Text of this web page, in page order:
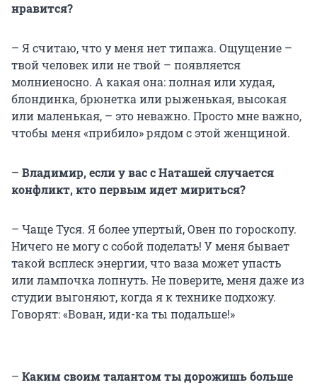
нравится?
– Я считаю, что у меня нет типажа. Ощущение –
твой человек или не твой – появляется
молниеносно. А какая она: полная или худая,
блондинка, брюнетка или рыженькая, высокая
или маленькая, – это неважно. Просто мне важно,
чтобы меня «прибило» рядом с этой женщиной.
– Владимир, если у вас с Наташей случается
конфликт, кто первым идет мириться?
– Чаще Туся. Я более упертый, Овен по гороскопу.
Ничего не могу с собой поделать! У меня бывает
такой всплеск энергии, что ваза может упасть
или лампочка лопнуть. Не поверите, меня даже из
студии выгоняют, когда я к технике подхожу.
Говорят: «Вован, иди-ка ты подальше!»
– Каким своим талантом ты дорожишь больше